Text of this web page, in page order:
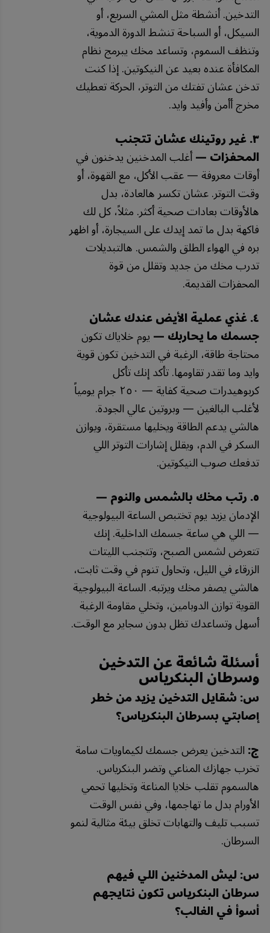
التدخين. أنشطة مثل المشي السريع، أو
السيكل، أو السباحة تنشط الدورة الدموية،
وتنظف السموم، وتساعد مخك يبرمج نظام
المكافأة عنده بعيد عن النيكوتين. إذا كنت
تدخن عشان تفتك من التوتر، الحركة تعطيك
مخرج أأمن وأفيد وايد.
٣. غير روتينك عشان تتجنب
المحفزات —أغلب المدخنين يدخنون في
أوقات معروفة — عقب الأكل، مع القهوة، أو
وقت التوتر. عشان تكسر هالعادة، بدل
هالأوقات بعادات صحية أكثر. مثلاً، كل لك
فاكهة بدل ما تمد إيدك على السيجارة، أو اظهر
بره في الهواء الطلق والشمس. هالتبديلات
تدرب مخك من جديد وتقلل من قوة
المحفزات القديمة.
٤. غذي عملية الأيض عندك عشان
جسمك ما يحاربك —يوم خلاياك تكون
محتاجة طاقة، الرغبة في التدخين تكون قوية
وايد وما تقدر تقاومها. تأكد إنك تأكل
كربوهيدرات صحية كفاية — ٢٥٠ جرام يومياً
لأغلب البالغين — وبروتين عالي الجودة.
هالشي يدعم الطاقة ويخليها مستقرة، ويوازن
السكر في الدم، ويقلل إشارات التوتر اللي
تدفعك صوب النيكوتين.
٥. رتب مخك بالشمس والنوم —
الإدمان يزيد يوم تختبص الساعة البيولوجية
— اللي هي ساعة جسمك الداخلية. إنك
تتعرض لشمس الصبح، وتتجنب الليتات
الزرقاء في الليل، وتحاول تنوم في وقت ثابت،
هالشي يصفر مخك ويرتبه. الساعة البيولوجية
القوية توازن الدوبامين، وتخلي مقاومة الرغبة
أسهل وتساعدك تظل بدون سجاير مع الوقت.
أسئلة شائعة عن التدخين
وسرطان البنكرياس
س: شقايل التدخين يزيد من خطر
إصابتي بسرطان البنكرياس؟
ج:التدخين يعرض جسمك لكيماويات سامة
تخرب جهازك المناعي وتضر البنكرياس.
هالسموم تقلب خلايا المناعة وتخليها تحمي
الأورام بدل ما تهاجمها، وفي نفس الوقت
تسبب تليف والتهابات تخلق بيئة مثالية لنمو
السرطان.
س: ليش المدخنين اللي فيهم
سرطان البنكرياس تكون نتايجهم
أسوأ في الغالب؟